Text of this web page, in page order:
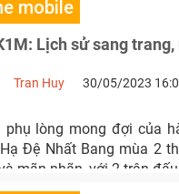
mobile
Lịch sử sang
Tran Huy 30/05/2023
phụ lòng mong đợi của
Đệ Nhất Bang mùa 2
mãn nhãn, với 2 trận